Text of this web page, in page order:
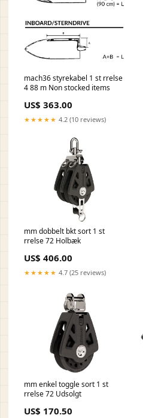
mach36 styrekabel 1 st rrelse
4 88 m Non stocked items
US$ 363.00
★★★★★ 4.2 (10 reviews)
mm dobbelt bkt sort 1 st
rrelse 72 Holbæk
US$ 406.00
★★★★★ 4.7 (25 reviews)
mm enkel toggle sort 1 st
rrelse 72 Udsolgt
US$ 170.50